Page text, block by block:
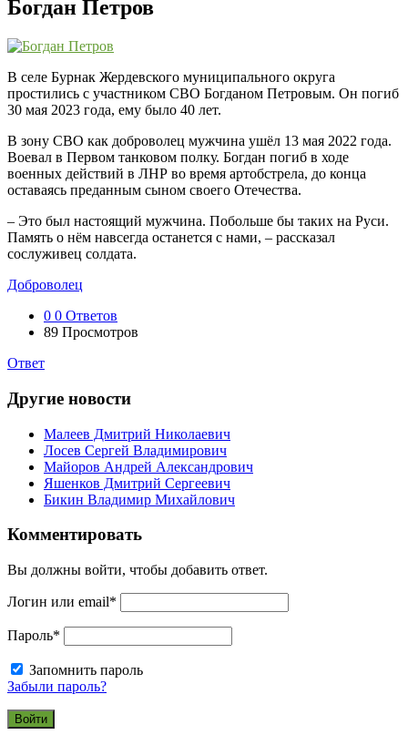
Богдан Петров
В селе Бурнак Жердевского муниципального округа
простились с участником СВО Богданом Петровым. Он погиб
30 мая 2023 года, ему было 40 лет.
В зону СВО как доброволец мужчина ушёл 13 мая 2022 года.
Воевал в Первом танковом полку. Богдан погиб в ходе
военных действий в ЛНР во время артобстрела, до конца
оставаясь преданным сыном своего Отечества.
– Это был настоящий мужчина. Побольше бы таких на Руси.
Память о нём навсегда останется с нами, – рассказал
сослуживец солдата.
Доброволец
0 0 Ответов
89 Просмотров
Ответ
Другие новости
Малеев Дмитрий Николаевич
Лосев Сергей Владимирович
Майоров Андрей Александрович
Яшенков Дмитрий Сергеевич
Бикин Владимир Михайлович
Комментировать
Вы должны войти, чтобы добавить ответ.
Логин или email*
Пароль*
Запомнить пароль
Забыли пароль?